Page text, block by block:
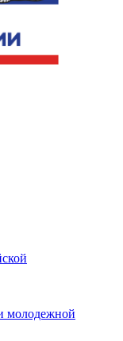
молодежной